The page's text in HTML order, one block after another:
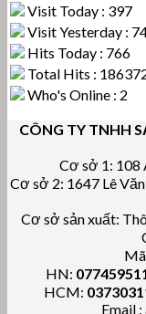
Visit Today : 397
Visit Yesterday :
Hits Today : 766
Total Hits :
Who's Online : 2
CÔNG TY TNHH
Cơ sở 1: 108
Cơ sở 2: 1647 Lê
Cơ sở sản xuất:
HN:
HCM:
Email